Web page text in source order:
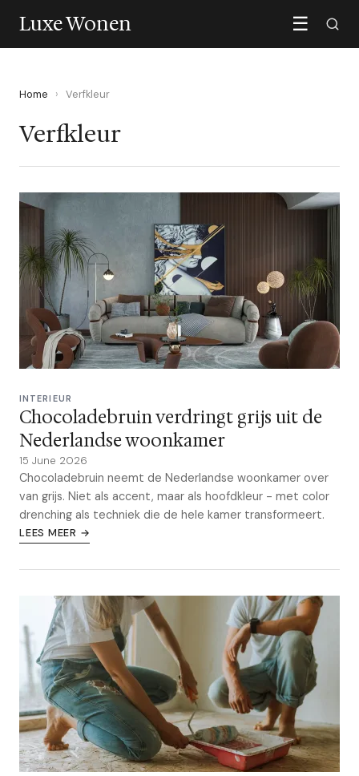
Luxe Wonen ☰
Home › Verfkleur
Verfkleur
INTERIEUR
Chocoladebruin verdringt grijs uit de
Nederlandse woonkamer
15 June 2026
Chocoladebruin neemt de Nederlandse woonkamer over
van grijs. Niet als accent, maar als hoofdkleur - met color
drenching als techniek die de hele kamer transformeert.
LEES MEER →